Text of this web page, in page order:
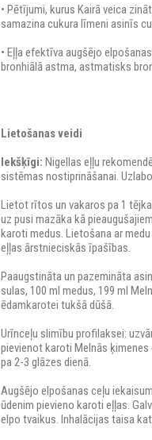
• Pētījumi, kurus Kairā veica
samazina cukura līmeni asinīs
• Eļļa efektīva augšējo
bronhiālā astma, astmatisks
Lietošanas veidi
Iekšķīgi: Nigellas eļļu
sistēmas nostiprināšanai.
Lietot rītos un vakaros pa 1
uz pusi mazāka kā
karoti medus. Lietošana ar
eļļas ārstnieciskās īpašības.
Paaugstināta un pazemināta
sulas, 100 ml medus, 199 ml
ēdamkarotei tukšā dūšā.
Urīnceļu slimību profilaksei:
pievienot karoti Melnās
pa 2-3 glāzes dienā.
Augšējo elpošanas ceļu
ūdenim pievieno karoti eļļas.
elpo tvaikus. Inhalācijas taisa